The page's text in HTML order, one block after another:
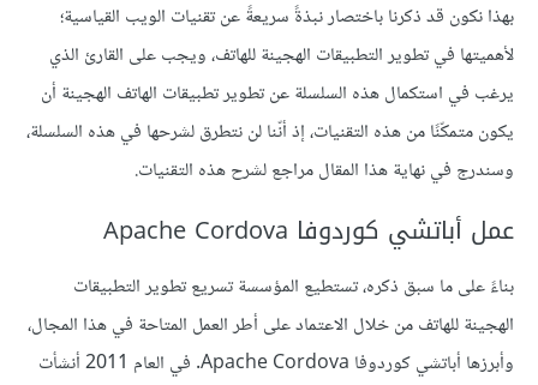
بهذا نكون قد ذكرنا باختصار نبذةً سريعةً عن تقنيات الويب القياسية؛
لأهميتها في تطوير التطبيقات الهجينة للهاتف، ويجب على القارئ الذي
يرغب في استكمال هذه السلسلة عن تطوير تطبيقات الهاتف الهجينة أن
يكون متمكّنًا من هذه التقنيات، إذ أنّنا لن نتطرق لشرحها في هذه السلسلة،
وسندرج في نهاية هذا المقال مراجع لشرح هذه التقنيات.
عمل أباتشي كوردوفا Apache Cordova
بناءً على ما سبق ذكره، تستطيع المؤسسة تسريع تطوير التطبيقات
الهجينة للهاتف من خلال الاعتماد على أطر العمل المتاحة في هذا المجال،
وأبرزها أباتشي كوردوفا Apache Cordova. في العام 2011 أنشأت